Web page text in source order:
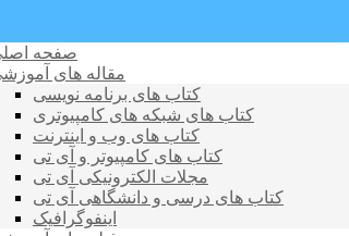
صفحه
مقاله های
کتاب های برنامه نویسی
کتاب های شبکه های کامپیوتری
کتاب های وب و اینترنت
کتاب های کامپیوتر و آی تی
مجلات الکترونیکی آی تی
کتاب های درسی و دانشگاهی آی تی
اینفوگرافیک